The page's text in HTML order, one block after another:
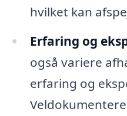
hvilket kan
Erfaring og
også variere
erfaring og